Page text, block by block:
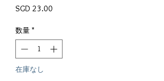
SGD 23.00
数量 *
在庫なし